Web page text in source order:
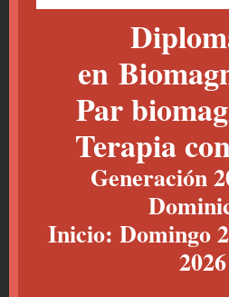
en
Par
Terapia
Generación
Inicio: Domingo
2026